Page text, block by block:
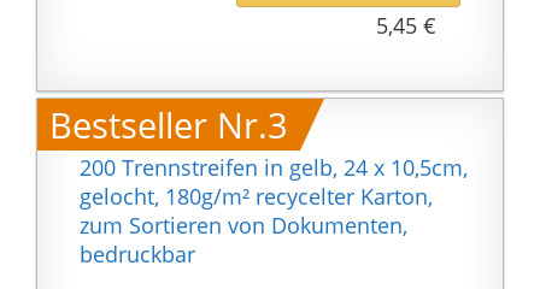
5,45 €
Bestseller Nr.3
200 Trennstreifen in gelb, 24 x 10,5cm,
gelocht, 180g/m² recycelter Karton,
zum Sortieren von Dokumenten,
bedruckbar